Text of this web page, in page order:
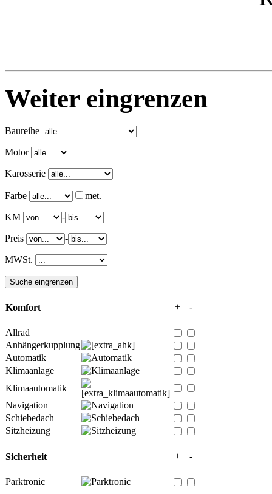
Weiter eingrenzen
Baureihe
Motor
Karosserie
Farbe met.
KM -
Preis -
MWSt.
Komfort + -
Allrad
Anhängerkupplung
Automatik
Klimaanlage
Klimaautomatik
Navigation
Schiebedach
Sitzheizung
Sicherheit + -
Parktronic